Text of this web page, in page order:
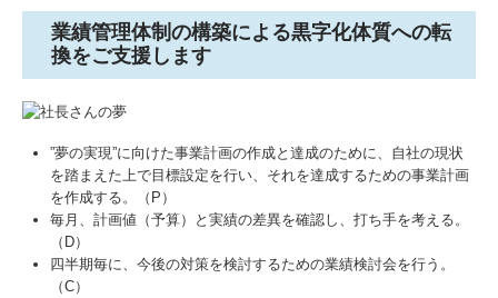
医業経営
相続税・事業承継
業績管理体制の構築による黒字化体質への転
換をご支援します
”夢の実現”に向けた事業計画の作成と達成のために、自社の現状
を踏まえた上で目標設定を行い、それを達成するための事業計画
を作成する。（P）
毎月、計画値（予算）と実績の差異を確認し、打ち手を考える。
（D）
四半期毎に、今後の対策を検討するための業績検討会を行う。
（C）